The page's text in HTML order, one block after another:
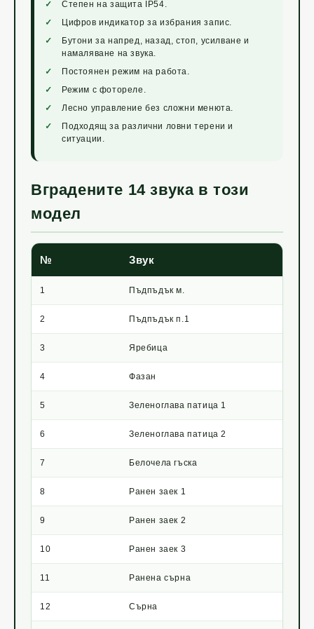
Степен на защита IP54.
Цифров индикатор за избрания запис.
Бутони за напред, назад, стоп, усилване и
намаляване на звука.
Постоянен режим на работа.
Режим с фотореле.
Лесно управление без сложни менюта.
Подходящ за различни ловни терени и
ситуации.
Вградените 14 звука в този
модел
№ Звук
1 Пъдпъдък м.
2 Пъдпъдък п.1
3 Яребица
4 Фазан
5 Зеленоглава патица 1
6 Зеленоглава патица 2
7 Белочела гъска
8 Ранен заек 1
9 Ранен заек 2
10 Ранен заек 3
11 Ранена сърна
12 Сърна